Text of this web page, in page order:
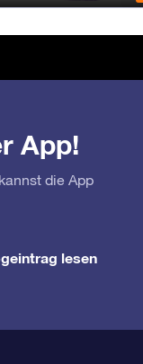
App!
die App
lesen